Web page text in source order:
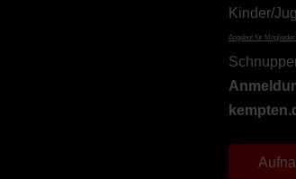
Kinder/
Angebot für